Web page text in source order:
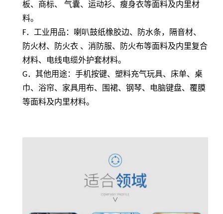
板、商标、 气囊、运动衫、瘦身衣等面料及内里材
料。
F．工业用品：喇叭鼓纸橡胶边、防水条，隔音材、
防火材、防火衣 、消防服、防火布等面料及内里复合
材料、电线电缆外护套材料。
G．其他用途：手机按键、塑料充气玩具、床单、桌
巾、浴帘、家具用布、围裙、钢琴、电脑键盘、覆膜
等面料及内里材料。